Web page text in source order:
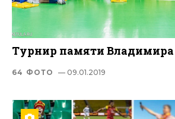
Турнир памяти
64 ФОТО — 09.01.2019